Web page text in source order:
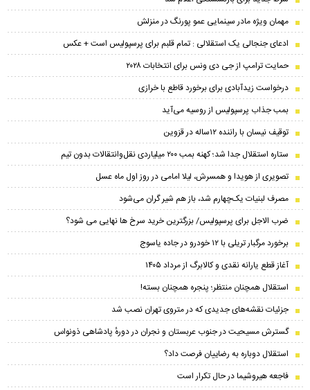
مهمان ویژه مادر سینمایی عمو پورنگ در منزلش
ادعای جنجالی یک استقلالی : تمام قلبم برای پرسپولیس است + عکس
حمایت ترامپ از جی دی ونس برای انتخابات ۲۰۲۸
درخواست زیدآبادی برای برخورد قاطع با خرازی
بمب جذاب پرسپولیس از روسیه می‌آید
توقیف نیسان با راننده ۱۲ساله در قزوین
ستاره استقلال جدا شد؛ کهنه بمب ۲۰۰ میلیاردی نقل‌وانتقالات بدون تیم
تصویری از هویدا و همسرش، لیلا امامی در روز اول ماه عسل
مصرف لبنیات یک‌چهارم شد، باز هم شیر گران می‌شود
ضرب الاجل برای پرسپولیس/ بزرگترین خرید سرخ ها نهایی می شود؟
برخورد مرگبار تریلی با ۱۲ خودرو در جاده یاسوج
آغاز قطع یارانه نقدی و کالابرگ از مرداد ۱۴۰۵
استقلال همچنان منتظر؛ پنجره همچنان بسته!
جزئیات نقشه‌های جدیدی که در متروی تهران نصب شد
گسترش مسیحیت در جنوب عربستان و نجران در دورهٔ پادشاهی ذونواس
استقلال دوباره به رضاییان فرصت داد؟
فاجعه هیروشیما در حال تکرار است